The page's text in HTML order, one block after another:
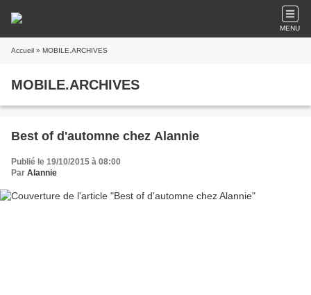
MENU
Accueil » MOBILE.ARCHIVES
MOBILE.ARCHIVES
Best of d'automne chez Alannie
Publié le 19/10/2015 à 08:00
Par Alannie